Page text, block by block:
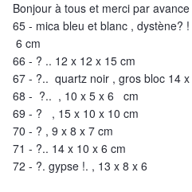
Bonjour à tous et merci par
65 - mica bleu et blanc , dystène?
6 cm
66 - ? .. 12 x 12 x 15 cm
67 - ?.. quartz noir , gros bloc 14 x
68 - ?.. , 10 x 5 x 6 cm
69 - ? , 15 x 10 x 10 cm
70 - ? , 9 x 8 x 7 cm
71 - ?.. 14 x 10 x 6 cm
72 - ?. gypse !. , 13 x 8 x 6